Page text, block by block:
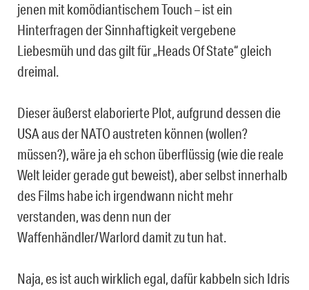
jenen mit komödiantischem Touch – ist ein
Hinterfragen der Sinnhaftigkeit vergebene
Liebesmüh und das gilt für „Heads Of State“ gleich
dreimal.
Dieser äußerst elaborierte Plot, aufgrund dessen die
USA aus der NATO austreten können (wollen?
müssen?), wäre ja eh schon überflüssig (wie die reale
Welt leider gerade gut beweist), aber selbst innerhalb
des Films habe ich irgendwann nicht mehr
verstanden, was denn nun der
Waffenhändler/Warlord damit zu tun hat.
Naja, es ist auch wirklich egal, dafür kabbeln sich Idris